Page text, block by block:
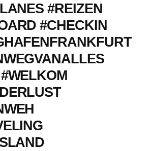
#REIZEN
#CHECKIN